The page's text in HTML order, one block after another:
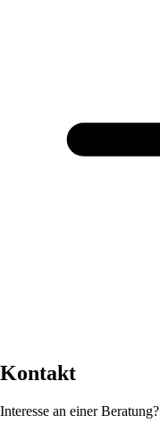
Kontakt
Interesse an einer Beratung?